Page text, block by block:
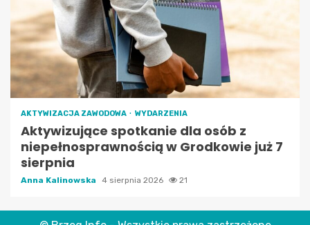
AKTYWIZACJA ZAWODOWA WYDARZENIA
Aktywizujące spotkanie dla osób z
niepełnosprawnością w Grodkowie już 7
sierpnia
Anna Kalinowska 4 sierpnia 2026 21